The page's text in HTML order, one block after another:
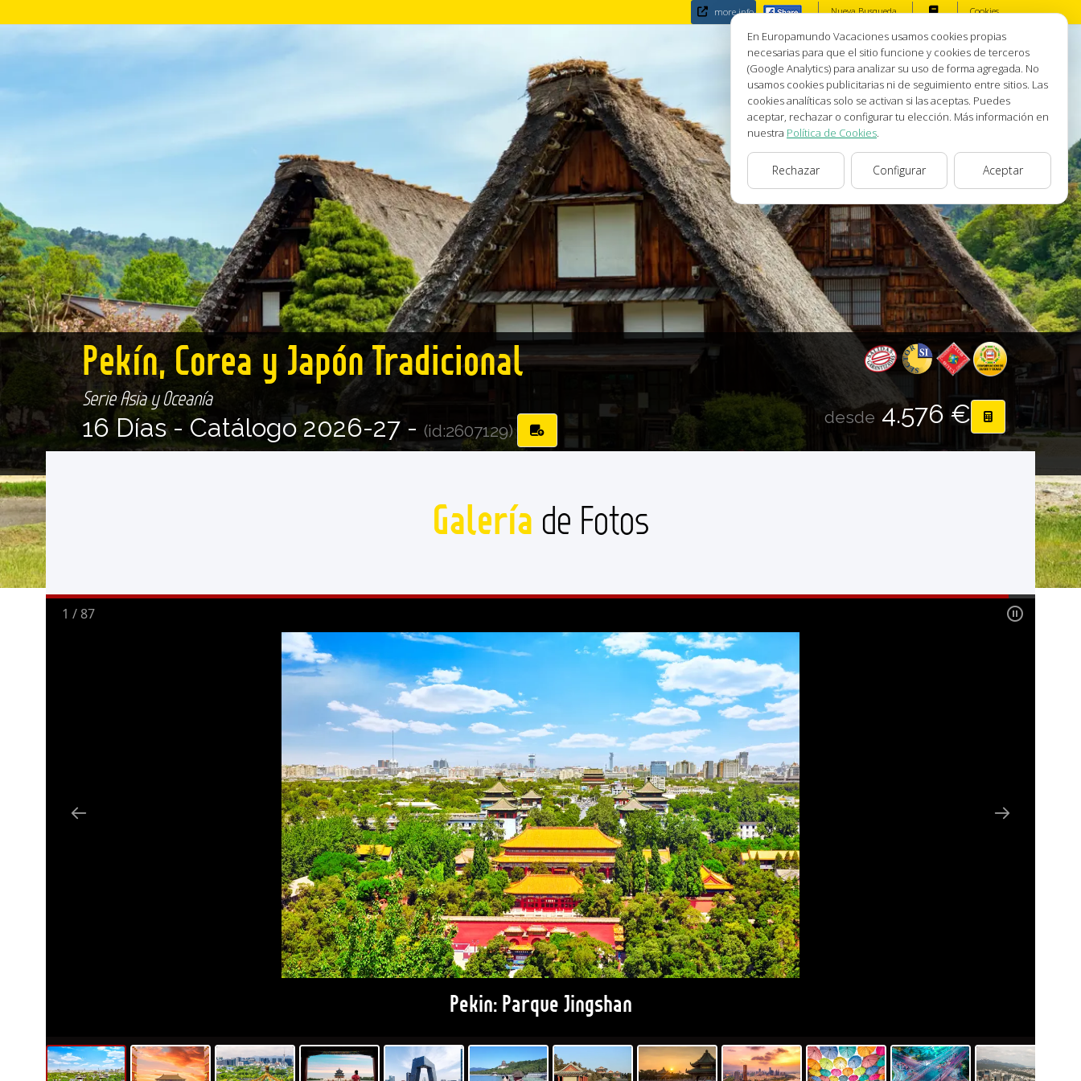
more info Nueva Busqueda Cookies
Pekín, Corea y Japón Tradicional
Serie Asia y Oceanía
16 Días - Catálogo 2026-27 - (id:2607129)
desde 4.576 €
Galería de Fotos
1 /87
Pekin: Parque Jingshan
En Europamundo Vacaciones usamos cookies propias
necesarias para que el sitio funcione y cookies de terceros
(Google Analytics) para analizar su uso de forma agregada. No
usamos cookies publicitarias ni de seguimiento entre sitios. Las
cookies analíticas solo se activan si las aceptas. Puedes
aceptar, rechazar o configurar tu elección. Más información en
nuestra Política de Cookies.
Rechazar Configurar Aceptar